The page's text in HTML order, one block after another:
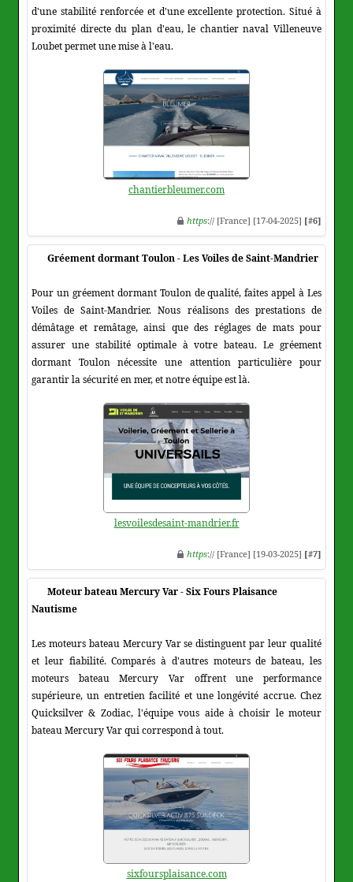
d'une stabilité renforcée et d'une excellente protection. Situé à
proximité directe du plan d'eau, le chantier naval Villeneuve
Loubet permet une mise à l'eau.
chantierbleumer.com
https:// [France] [17-04-2025] [#6]
Gréement dormant Toulon - Les Voiles de Saint-Mandrier
Pour un gréement dormant Toulon de qualité, faites appel à Les
Voiles de Saint-Mandrier. Nous réalisons des prestations de
démâtage et remâtage, ainsi que des réglages de mats pour
assurer une stabilité optimale à votre bateau. Le gréement
dormant Toulon nécessite une attention particulière pour
garantir la sécurité en mer, et notre équipe est là.
lesvoilesdesaint-mandrier.fr
https:// [France] [19-03-2025] [#7]
Moteur bateau Mercury Var - Six Fours Plaisance
Nautisme
Les moteurs bateau Mercury Var se distinguent par leur qualité
et leur fiabilité. Comparés à d'autres moteurs de bateau, les
moteurs bateau Mercury Var offrent une performance
supérieure, un entretien facilité et une longévité accrue. Chez
Quicksilver & Zodiac, l'équipe vous aide à choisir le moteur
bateau Mercury Var qui correspond à tout.
sixfoursplaisance.com